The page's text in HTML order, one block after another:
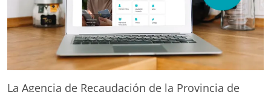
La Agencia de Recaudación de la Provincia de